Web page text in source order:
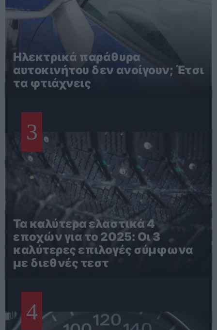
Ηλεκτρικά παράθυρα
αυτοκινήτου δεν ανοίγουν; Έτσι
τα φτιάχνεις
3
Τα καλύτερα ελαστικά 4
εποχών για το 2025: Οι 3
καλύτερες επιλογές σύμφωνα
με διεθνές τεστ
4